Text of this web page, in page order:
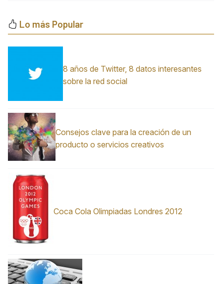
Lo más Popular
8 años de Twitter, 8 datos interesantes
sobre la red social
Consejos clave para la creación de un
producto o servicios creativos
Coca Cola Olimpiadas Londres 2012